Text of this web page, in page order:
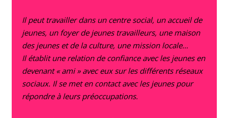
Il peut travailler dans un centre social, un accueil de
jeunes, un foyer de jeunes travailleurs, une maison
des jeunes et de la culture, une mission locale…
Il établit une relation de confiance avec les jeunes en
devenant « ami » avec eux sur les différents réseaux
sociaux. Il se met en contact avec les jeunes pour
répondre à leurs préoccupations.